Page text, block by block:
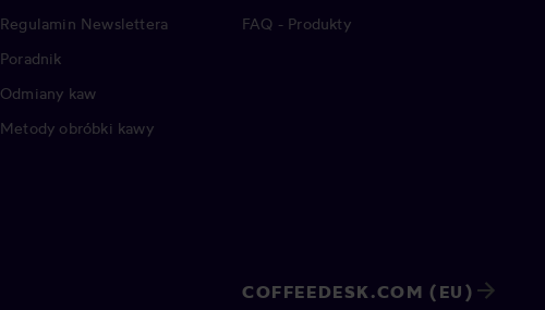
Regulamin Newslettera
Poradnik
Odmiany kaw
Metody obróbki kawy
FAQ - Produkty
COFFEEDESK.COM (EU)